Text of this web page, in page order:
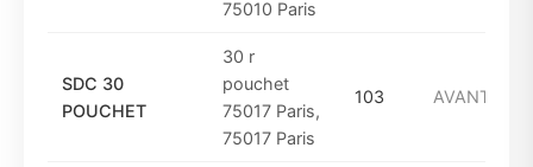
75010 Paris
SDC 30
POUCHET
30 r
pouchet
75017 Paris,
75017 Paris
103